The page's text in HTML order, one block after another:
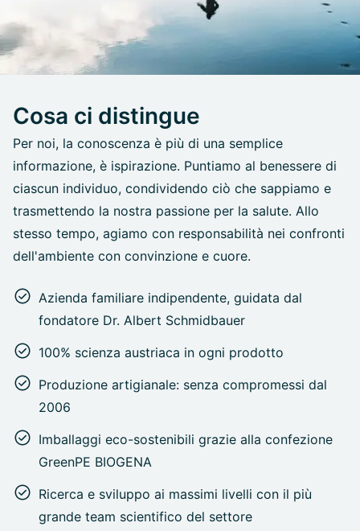
Cosa ci distingue
Per noi, la conoscenza è più di una semplice
informazione, è ispirazione. Puntiamo al benessere di
ciascun individuo, condividendo ciò che sappiamo e
trasmettendo la nostra passione per la salute. Allo
stesso tempo, agiamo con responsabilità nei confronti
dell'ambiente con convinzione e cuore.
Azienda familiare indipendente, guidata dal
fondatore Dr. Albert Schmidbauer
100% scienza austriaca in ogni prodotto
Produzione artigianale: senza compromessi dal
2006
Imballaggi eco-sostenibili grazie alla confezione
GreenPE BIOGENA
Ricerca e sviluppo ai massimi livelli con il più
grande team scientifico del settore